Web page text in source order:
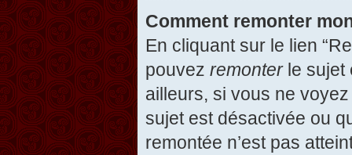
Comment remonter
En cliquant sur le lien
pouvez remonterle sujet
ailleurs, si vous ne
sujet est désactivée ou
remontée n’est pas